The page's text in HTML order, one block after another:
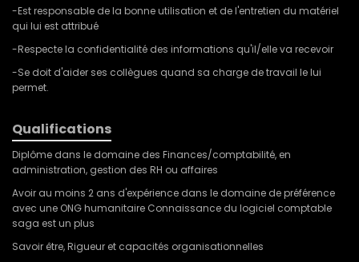
-Est responsable de la bonne utilisation et de l'entretien du matériel
qui lui est attribué
-Respecte la confidentialité des informations qu'il/elle va recevoir
-Se doit d'aider ses collègues quand sa charge de travail le lui
permet.
Qualifications
Diplôme dans le domaine des Finances/comptabilité, en
administration, gestion des RH ou affaires
Avoir au moins 2 ans d'expérience dans le domaine de préférence
avec une ONG humanitaire Connaissance du logiciel comptable
saga est un plus
Savoir être, Rigueur et capacités organisationnelles